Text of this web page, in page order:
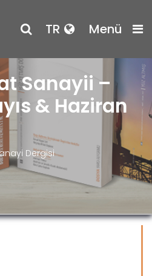
TR Menü
Sanayii –
& Haziran
Dergisi